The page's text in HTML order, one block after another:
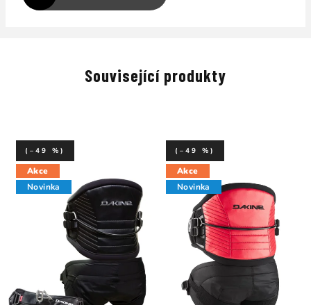
Související produkty
Akce
Novinka
(–49 %)
Akce
Novinka
(–49 %)